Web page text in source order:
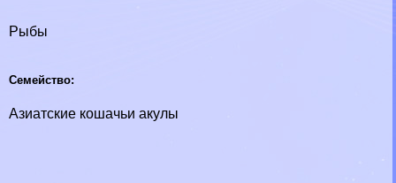
Рыбы
Семейство:
Азиатские кошачьи акулы